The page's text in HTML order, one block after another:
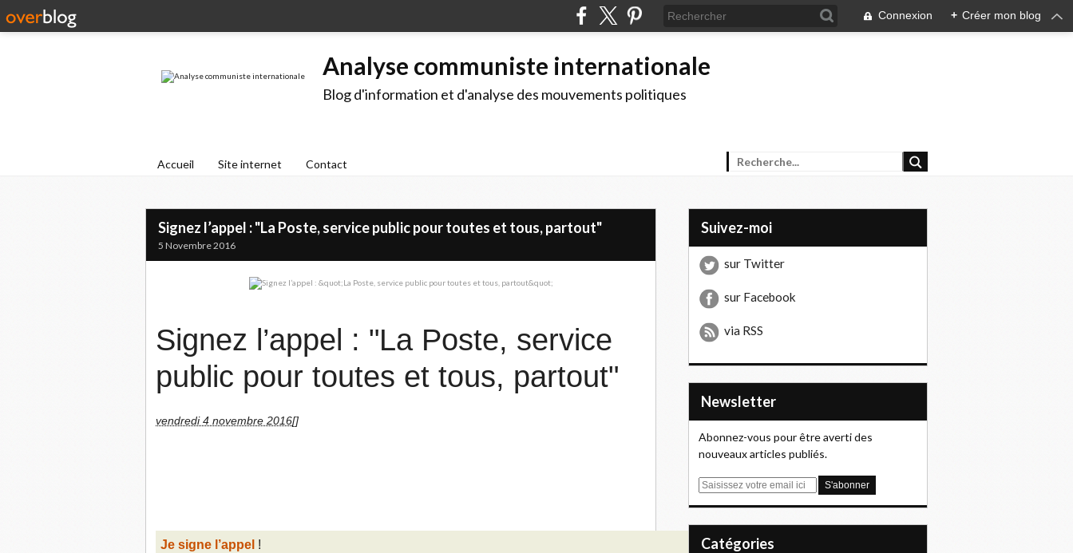
Connexion + Créer mon blog
Analyse communiste internationale
Blog d'information et d'analyse des mouvements politiques
Accueil Site internet Contact
Signez l’appel : "La Poste, service public pour toutes et tous, partout"
5 Novembre 2016
Signez l’appel : "La Poste, service
public pour toutes et tous, partout"
vendredi 4 novembre 2016[]
Je signe l’appel !
Suivez-moi
sur Twitter
sur Facebook
via RSS
Newsletter
Abonnez-vous pour être averti des
nouveaux articles publiés.
E
Catégories